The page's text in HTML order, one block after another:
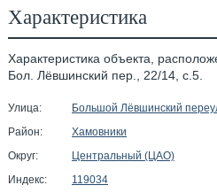
Характеристика
Характеристика объекта,
Бол. Лёвшинский пер., 22/14, с.5.
Улица:
Большой Лёвшинский
Район:
Хамовники
Округ:
Центральный (ЦАО)
Индекс:
119034